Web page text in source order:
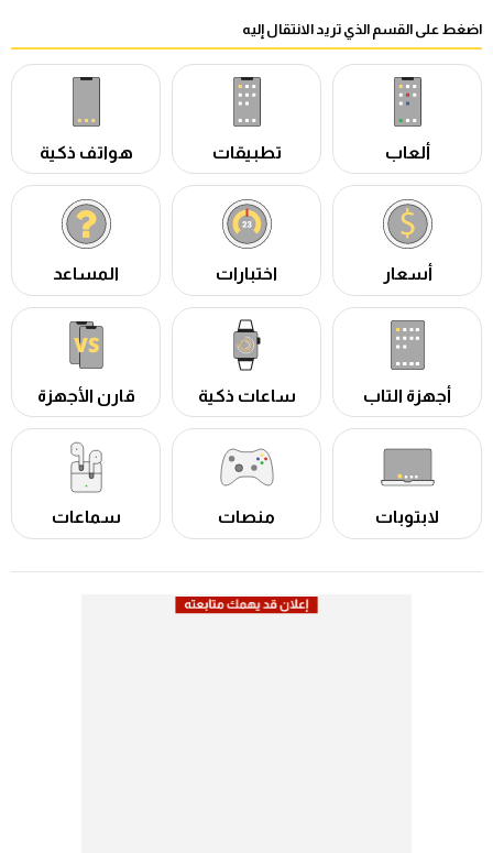
اضغط على القسم الذي تريد الانتقال إليه
ألعاب تطبيقات هواتف ذكية
أسعار اختبارات المساعد
أجهزة التاب ساعات ذكية قارن الأجهزة
لابتوبات منصات سماعات